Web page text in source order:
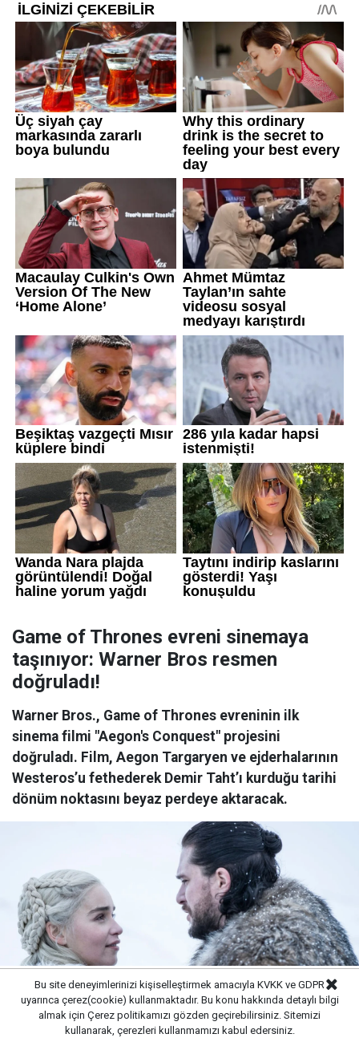
Game of Thrones evreni sinemaya
taşınıyor: Warner Bros resmen
doğruladı!
Warner Bros., Game of Thrones evreninin ilk
sinema filmi "Aegon's Conquest" projesini
doğruladı. Film, Aegon Targaryen ve ejderhalarının
Westeros’u fethederek Demir Taht’ı kurduğu tarihi
dönüm noktasını beyaz perdeye aktaracak.
07/08/2026 20:50
Bu site deneyimlerinizi kişiselleştirmek amacıyla KVKK ve GDPR
uyarınca çerez(cookie) kullanmaktadır. Bu konu hakkında detaylı bilgi
almak için Çerez politikamızı gözden geçirebilirsiniz. Sitemizi
kullanarak, çerezleri kullanmamızı kabul edersiniz.